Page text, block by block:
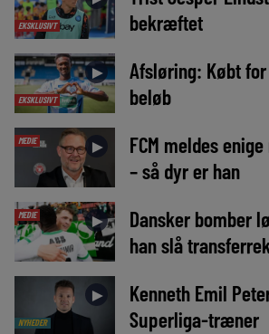
EKSKLUSIVT
bekræftet
EKSKLUSIVT
►
Afsløring: Købt
beløb
MEDIE ►
FCM meldes
– så dyr er han
MEDIE ►
Dansker bomber
han slå
NYHEDER
►
Kenneth Emil
Superliga-træner